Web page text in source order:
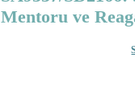
Mentoru ve